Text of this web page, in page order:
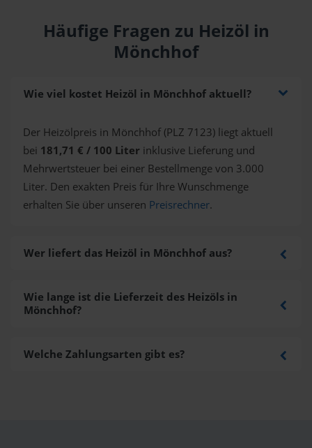
Häufige Fragen zu Heizöl in
Mönchhof
Wie viel kostet Heizöl in Mönchhof aktuell?
Der Heizölpreis in Mönchhof (PLZ 7123) liegt aktuell
bei 181,71 € / 100 Liter inklusive Lieferung und
Mehrwertsteuer bei einer Bestellmenge von 3.000
Liter. Den exakten Preis für Ihre Wunschmenge
erhalten Sie über unseren Preisrechner.
Wer liefert das Heizöl in Mönchhof aus?
Wie lange ist die Lieferzeit des Heizöls in
Mönchhof?
Welche Zahlungsarten gibt es?